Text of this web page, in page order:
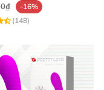
đầy pin
pin
-16%
(148)